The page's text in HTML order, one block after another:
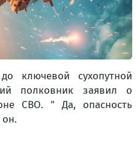
ключевой сухопутной
полковник заявил о
СВО. " Да, опасность
он.